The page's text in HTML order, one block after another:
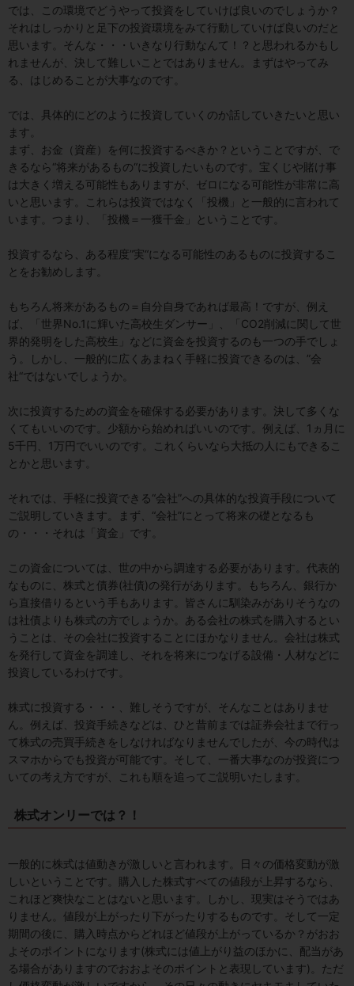
では、この環境でどうやって投資をしていけば良いのでしょうか？
それはしっかりと足下の投資環境をみて行動していけば良いのだと
思います。そんな・・・いきなり行動なんて！？と思われるかもし
れませんが、決して難しいことではありません。まずはやってみ
る、はじめることが大事なのです。
では、具体的にどのように投資していくのか話していきたいと思い
ます。
まず、お金（資産）を何に投資するべきか？ということですが、で
きるなら“将来があるもの“に投資したいものです。宝くじや賭け事
は大きく増える可能性もありますが、ゼロになる可能性が非常に高
いと思います。これらは投資ではなく「投機」と一般的に言われて
います。つまり、「投機＝一獲千金」ということです。
投資するなら、ある程度”実“になる可能性のあるものに投資するこ
とをお勧めします。
もちろん将来があるもの＝自分自身であれば最高！ですが、例え
ば、「世界No.1に輝いた高校生ダンサー」、「CO2削減に関して世
界的発明をした高校生」などに資金を投資するのも一つの手でしょ
う。しかし、一般的に広くあまねく手軽に投資できるのは、”会
社“ではないでしょうか。
次に投資するための資金を確保する必要があります。決して多くな
くてもいいのです。少額から始めればいいのです。例えば、1ヵ月に
5千円、1万円でいいのです。これくらいなら大抵の人にもできるこ
とかと思います。
それでは、手軽に投資できる“会社”への具体的な投資手段について
ご説明していきます。まず、“会社”にとって将来の礎となるも
の・・・それは「資金」です。
この資金については、世の中から調達する必要があります。代表的
なものに、株式と債券(社債)の発行があります。もちろん、銀行か
ら直接借りるという手もあります。皆さんに馴染みがありそうなの
は社債よりも株式の方でしょうか。ある会社の株式を購入するとい
うことは、その会社に投資することにほかなりません。会社は株式
を発行して資金を調達し、それを将来につなげる設備・人材などに
投資しているわけです。
株式に投資する・・・、難しそうですが、そんなことはありませ
ん。例えば、投資手続きなどは、ひと昔前までは証券会社まで行っ
て株式の売買手続きをしなければなりませんでしたが、今の時代は
スマホからでも投資が可能です。そして、一番大事なのが投資につ
いての考え方ですが、これも順を追ってご説明いたします。
株式オンリーでは？！
一般的に株式は値動きが激しいと言われます。日々の価格変動が激
しいということです。購入した株式すべての値段が上昇するなら、
これほど爽快なことはないと思います。しかし、現実はそうではあ
りません。値段が上がったり下がったりするものです。そして一定
期間の後に、購入時点からどれほど値段が上がっているか？がおお
よそのポイントになります(株式には値上がり益のほかに、配当があ
る場合がありますのでおおよそのポイントと表現しています)。ただ